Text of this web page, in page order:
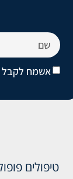
אשמח לקבל
טיפולים